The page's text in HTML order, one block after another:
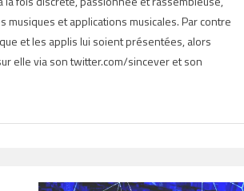
et applications musicales. Par contre
et les applis lui soient présentées, alors
elle via son twitter.com/sincever et son